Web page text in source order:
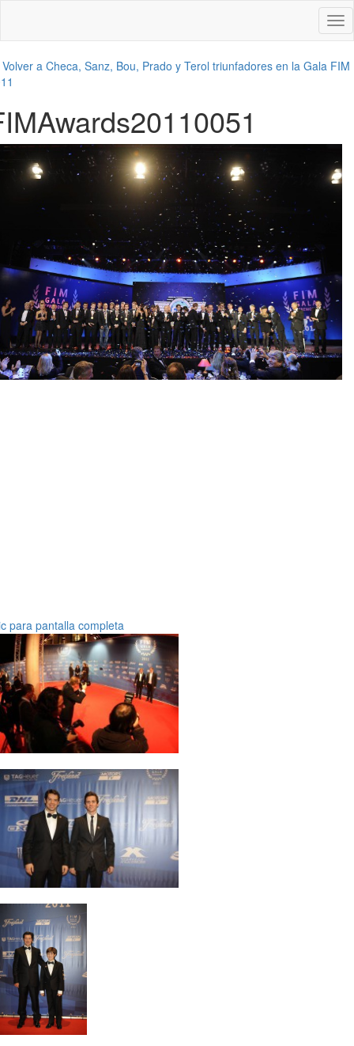
Volver a Checa, Sanz, Bou, Prado y Terol triunfadores en la Gala FIM
para pantalla completa